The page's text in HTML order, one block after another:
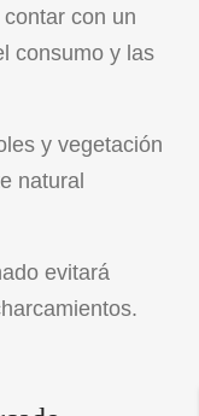
con un
consumo y las
y vegetación
natural
evitará